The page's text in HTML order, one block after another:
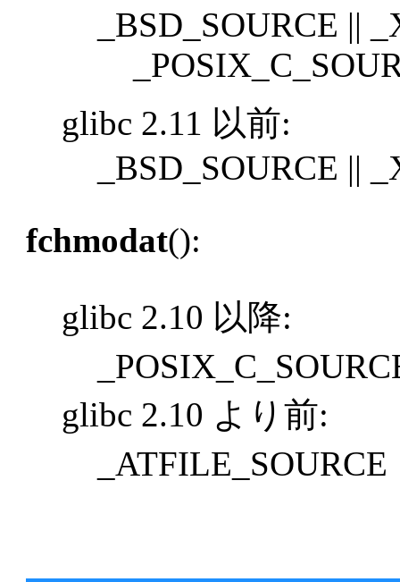
_BSD_SOURCE ||
glibc 2.11 以前:
_BSD_SOURCE ||
fchmodat():
glibc 2.10 以降:
glibc 2.10 より前:
_ATFILE_SOURCE